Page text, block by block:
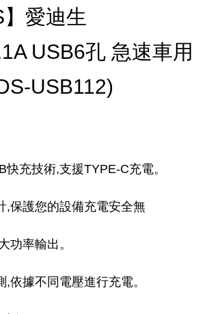
】愛迪生
USB6孔 急速車用
USB112)
快充技術,支援TYPE-C充電。
,保護您的設備充電安全無
功率輸出。
,依據不同電壓進行充電。